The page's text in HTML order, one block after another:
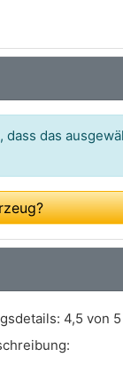
das
4,5 von 5